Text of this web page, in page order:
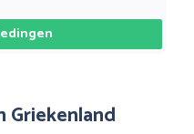
Griekenland